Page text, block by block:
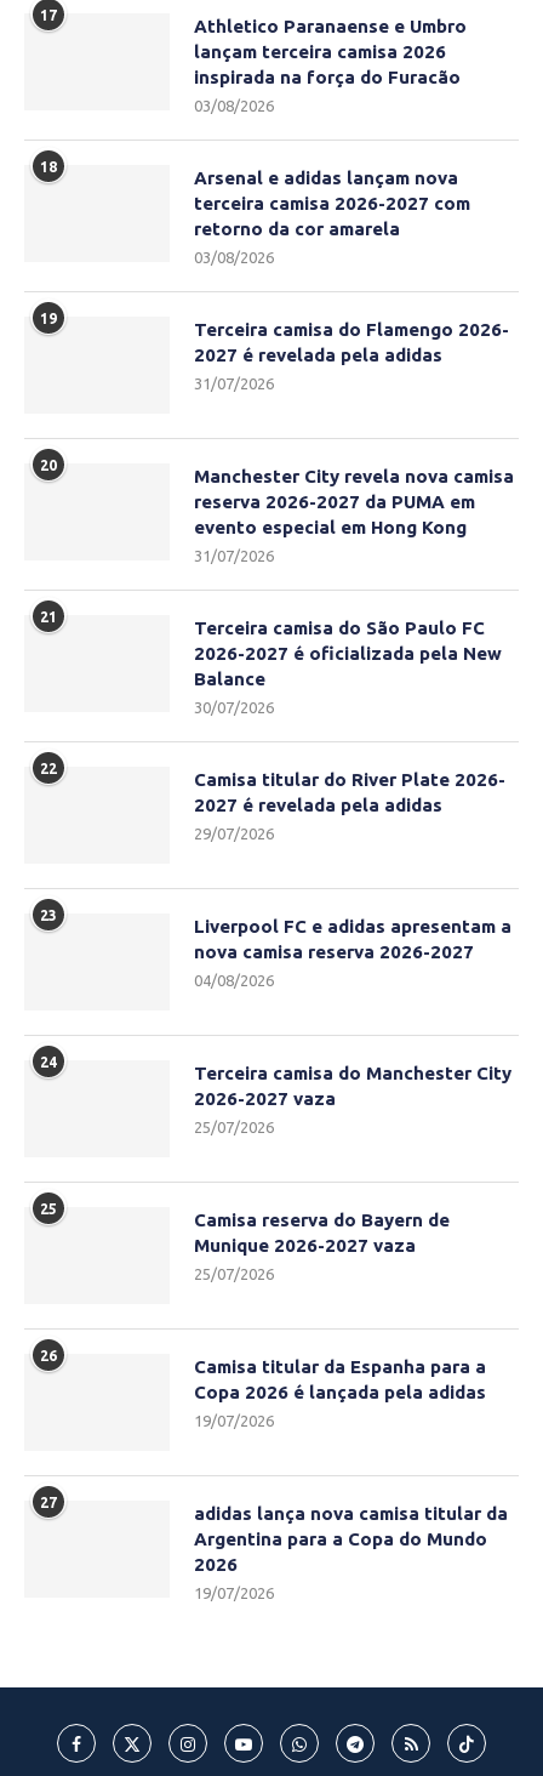
17
Athletico Paranaense e Umbro
lançam terceira camisa 2026
inspirada na força do Furacão
03/08/2026
18
Arsenal e adidas lançam nova
terceira camisa 2026-2027 com
retorno da cor amarela
03/08/2026
19
Terceira camisa do Flamengo 2026-
2027 é revelada pela adidas
31/07/2026
20
Manchester City revela nova camisa
reserva 2026-2027 da PUMA em
evento especial em Hong Kong
31/07/2026
21
Terceira camisa do São Paulo FC
2026-2027 é oficializada pela New
Balance
30/07/2026
22
Camisa titular do River Plate 2026-
2027 é revelada pela adidas
29/07/2026
23
Liverpool FC e adidas apresentam a
nova camisa reserva 2026-2027
04/08/2026
24
Terceira camisa do Manchester City
2026-2027 vaza
25/07/2026
25
Camisa reserva do Bayern de
Munique 2026-2027 vaza
25/07/2026
26
Camisa titular da Espanha para a
Copa 2026 é lançada pela adidas
19/07/2026
27
adidas lança nova camisa titular da
Argentina para a Copa do Mundo
2026
19/07/2026